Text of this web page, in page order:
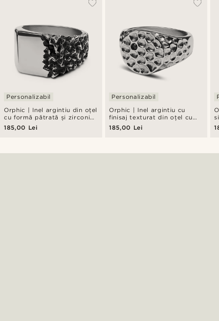
Orphic | Inel argintiu din oțel
cu formă pătrată și zirconiu
negru
Personalizabil
185,00 Lei
Orphic | Inel argintiu cu
finisaj texturat din oțel cu
zirconiu negru
Personalizabil
185,00 Lei